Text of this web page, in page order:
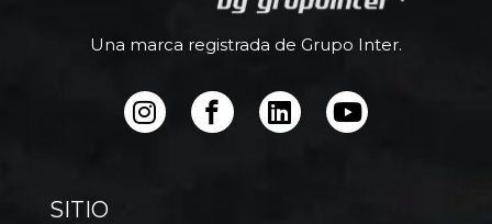
Una marca registrada de Grupo Inter.
SITIO